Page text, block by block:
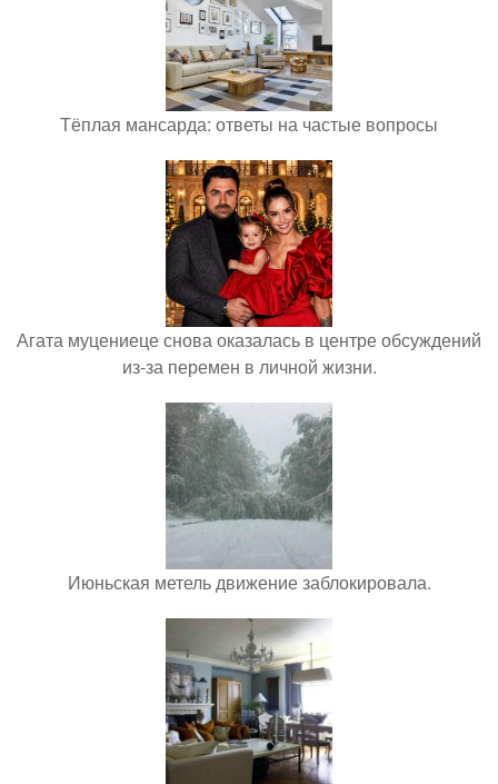
Тёплая мансарда: ответы на частые вопросы
Агата муцениеце снова оказалась в центре обсуждений
из-за перемен в личной жизни.
Июньская метель движение заблокировала.